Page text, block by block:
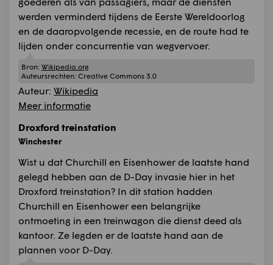
werden verminderd tijdens de Eerste Wereldoorlog
en de daaropvolgende recessie, en de route had te
lijden onder concurrentie van wegvervoer.
Bron: Wikipedia.org
Auteursrechten: Creative Commons 3.0
Auteur: Wikipedia
Meer informatie
Droxford treinstation
Winchester
Wist u dat Churchill en Eisenhower de laatste hand
gelegd hebben aan de D-Day invasie hier in het
Droxford treinstation? In dit station hadden
Churchill en Eisenhower een belangrijke
ontmoeting in een treinwagon die dienst deed als
kantoor. Ze legden er de laatste hand aan de
plannen voor D-Day.